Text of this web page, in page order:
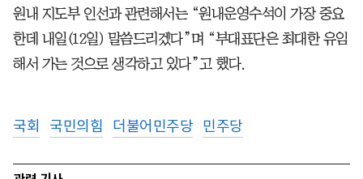
원내 지도부 인선과 관련해서는 “원내운영수석이 가장 중요
한데 내일(12일) 말씀드리겠다”며 “부대표단은 최대한 유임
해서 가는 것으로 생각하고 있다”고 했다.
국회 국민의힘 더불어민주당 민주당